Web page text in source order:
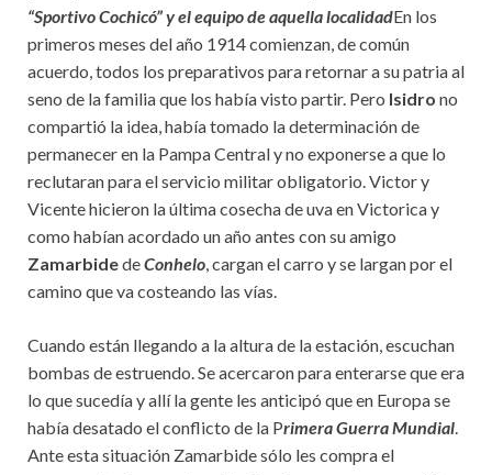
“Sportivo Cochicó” y el equipo de aquella localidadEn los
primeros meses del año 1914 comienzan, de común
acuerdo, todos los preparativos para retornar a su patria al
seno de la familia que los había visto partir. Pero Isidro no
compartió la idea, había tomado la determinación de
permanecer en la Pampa Central y no exponerse a que lo
reclutaran para el servicio militar obligatorio. Victor y
Vicente hicieron la última cosecha de uva en Victorica y
como habían acordado un año antes con su amigo
ZamarbidedeConhelo , cargan el carro y se largan por el
camino que va costeando las vías.
Cuando están llegando a la altura de la estación, escuchan
bombas de estruendo. Se acercaron para enterarse que era
lo que sucedía y allí la gente les anticipó que en Europa se
había desatado el conflicto de la Primera Guerra Mundial
Ante esta situación Zamarbide sólo les compra el